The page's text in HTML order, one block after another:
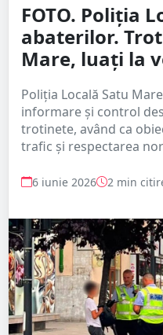
FOTO. Poliția
abaterilor.
Mare, luați la
Poliția Locală Satu
informare și control
trotinete, având ca
trafic și respectarea
6 iunie 2026 2 min